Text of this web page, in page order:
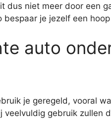
dus niet meer door een
bespaar je jezelf een
auto
je geregeld, vooral
veelvuldig gebruik zullen